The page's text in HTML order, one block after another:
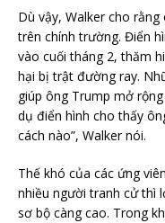
Dù vậy, Walker cho
trên chính trường. Điển
vào cuối tháng 2, thăm
hại bị trật đường ray.
giúp ông Trump mở
dụ điển hình cho thấy
cách nào”, Walker nói.
Thế khó của các ứng
nhiều người tranh cử thì
sơ bộ càng cao. Trong